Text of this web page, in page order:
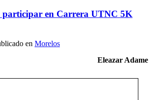
participar en Carrera UTNC 5K
en Morelos
Eleazar Adame